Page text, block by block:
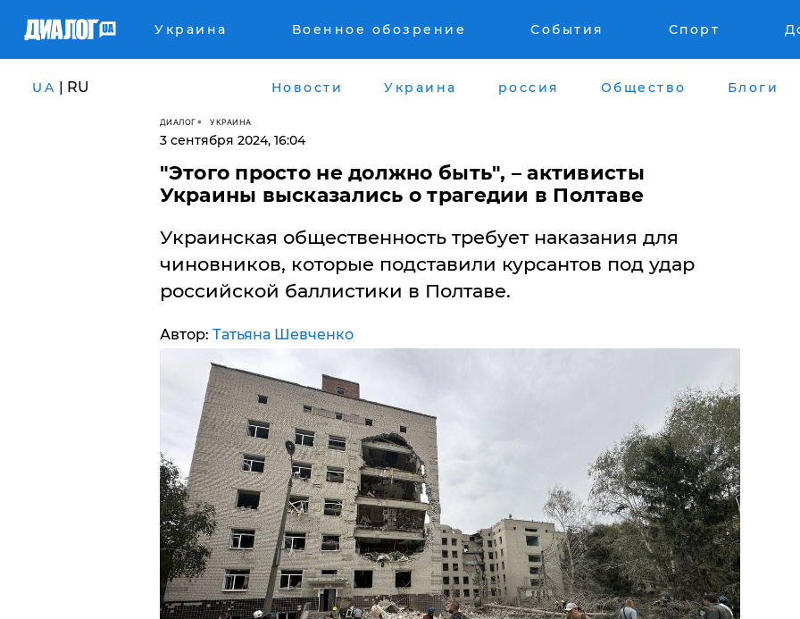
Украина Военное обозрение События Спорт
UA | RU Новости Украина россия Общество Блоги
ДИАЛОГ УКРАИНА
3 сентября 2024, 16:04
​"Этого просто не должно быть", – активисты
Украины высказались о трагедии в Полтаве
Украинская общественность требует наказания для
чиновников, которые подставили курсантов под удар
российской баллистики в Полтаве.
Автор: Татьяна Шевченко